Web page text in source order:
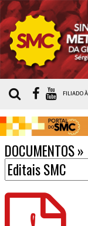
FILIADO
DOCUMENTOS»